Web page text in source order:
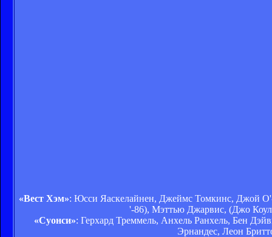
«Вест Хэм»: Юсси Яаскелайнен, Джеймс Томкинс, Джой
'-86), Мэттью Джарвис, (Джо
«Суонси»: Герхард Треммель, Анхель Ранхель, Бен
Эрнандес, Леон